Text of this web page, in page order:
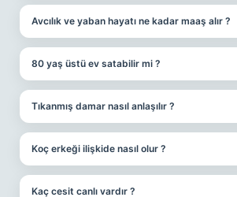
Avcılık ve yaban hayatı ne kadar maaş alır ?
80 yaş üstü ev satabilir mi ?
Tıkanmış damar nasıl anlaşılır ?
Koç erkeği ilişkide nasıl olur ?
Kaç cesit canlı vardır ?